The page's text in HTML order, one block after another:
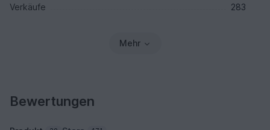
Verkäufe
283
Mehr
Bewertungen